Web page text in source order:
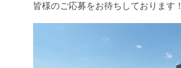
皆様のご応募をお待ちしております！